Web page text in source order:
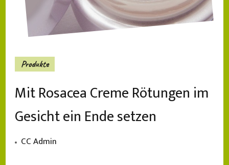
Produkte
Mit Rosacea Creme Rötungen im
Gesicht ein Ende setzen
CC Admin